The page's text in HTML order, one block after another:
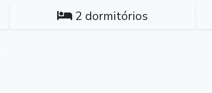
2 dormitórios